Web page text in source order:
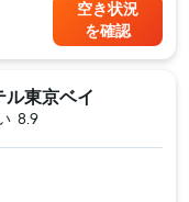
空き状況
を確認
ル東京ベイ
8.9